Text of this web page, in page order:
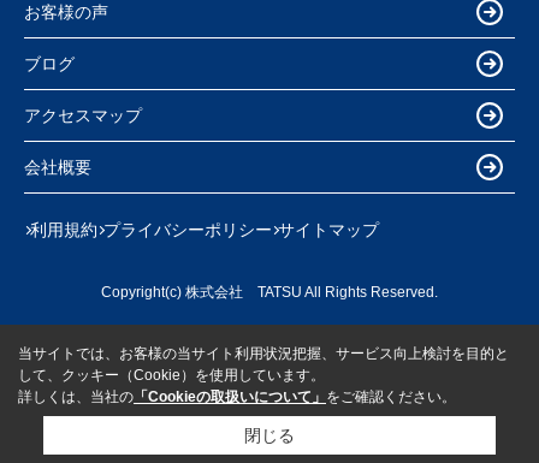
お客様の声
ブログ
アクセスマップ
会社概要
利用規約 プライバシーポリシー サイトマップ
Copyright(c) 株式会社 TATSU All Rights Reserved.
当サイトでは、お客様の当サイト利用状況把握、サービス向上検討を目的と
して、クッキー（Cookie）を使用しています。
詳しくは、当社の 「Cookieの取扱いについて」 をご確認ください。
閉じる